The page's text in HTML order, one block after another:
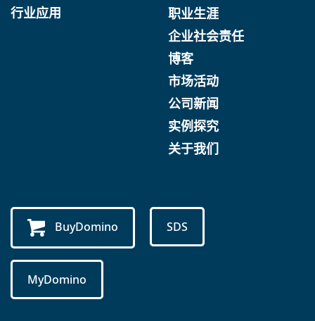
行业应用
职业生涯
企业社会责任
博客
市场活动
公司新闻
实例探究
关于我们
BuyDomino SDS
MyDomino